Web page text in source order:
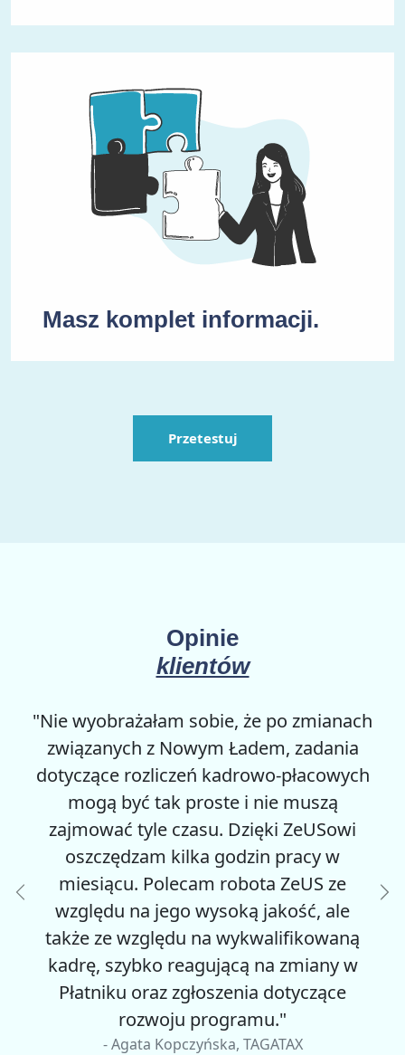
Masz komplet informacji.
Przetestuj
Opinie
klientów
sobie, że po zmianach
z Nowym Ładem, zadania
rozliczeń kadrowo-płacowych
być tak proste i nie muszą
tyle czasu. Dzięki ZeUSowi
kilka godzin pracy w
Polecam robota ZeUS ze
na jego wysoką jakość, ale
ze względu na wykwalifikowaną
szybko reagującą na zmiany w
oraz zgłoszenia dotyczące
rozwoju programu."
- Agata Kopczyńska, TAGATAX
roku,
ZeUS tą
Poprzedni